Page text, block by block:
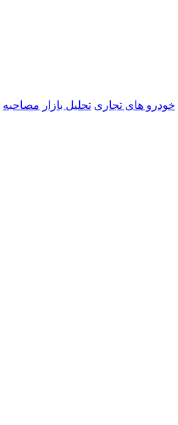
خودرو های تجاری تحلیل بازار مصاحبه